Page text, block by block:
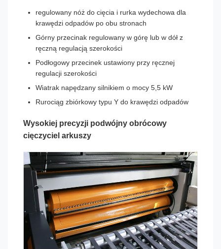
regulowany nóż do cięcia i rurka wydechowa dla
krawędzi odpadów po obu stronach
Górny przecinak regulowany w górę lub w dół z
ręczną regulacją szerokości
Podłogowy przecinek ustawiony przy ręcznej
regulacji szerokości
Wiatrak napędzany silnikiem o mocy 5,5 kW
Rurociąg zbiórkowy typu Y do krawędzi odpadów
Wysokiej precyzji podwójny obrócowy
cięczyciel arkuszy